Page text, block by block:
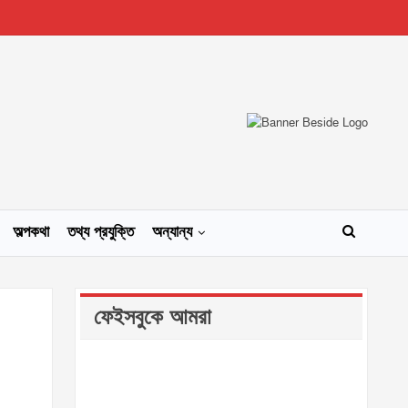
অল্পকথা তথ্য প্রযুক্তি অন্যান্য
ফেইসবুকে আমরা